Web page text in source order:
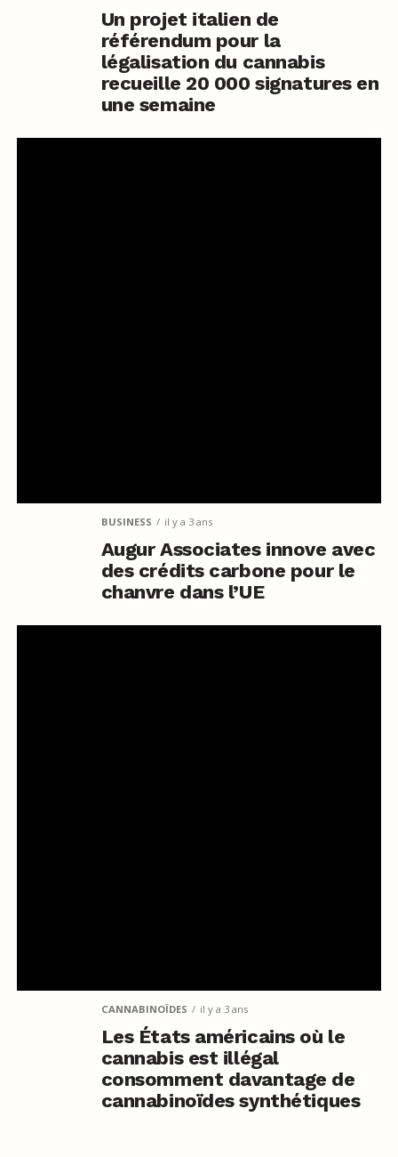
Un projet italien de
référendum pour la
légalisation du cannabis
recueille 20 000 signatures en
une semaine
BUSINESS il y a 3 ans
Augur Associates innove avec
des crédits carbone pour le
chanvre dans l’UE
CANNABINOÏDES il y a 3 ans
Les États américains où le
cannabis est illégal
consomment davantage de
cannabinoïdes synthétiques